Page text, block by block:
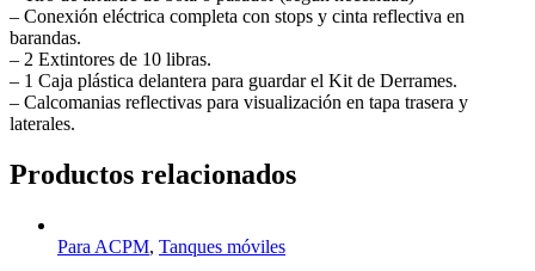
– Conexión eléctrica completa con stops y cinta reflectiva en
barandas.
– 2 Extintores de 10 libras.
– 1 Caja plástica delantera para guardar el Kit de Derrames.
– Calcomanias reflectivas para visualización en tapa trasera y
laterales.
Productos relacionados
Para ACPM, Tanques móviles